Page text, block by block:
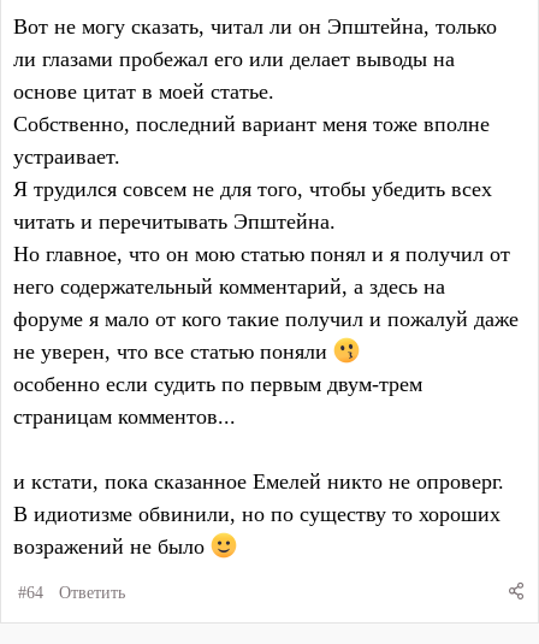
Вот не могу сказать, читал ли он Эпштейна, только
ли глазами пробежал его или делает выводы на
основе цитат в моей статье.
Собственно, последний вариант меня тоже вполне
устраивает.
Я трудился совсем не для того, чтобы убедить всех
читать и перечитывать Эпштейна.
Но главное, что он мою статью понял и я получил от
него содержательный комментарий, а здесь на
форуме я мало от кого такие получил и пожалуй даже
не уверен, что все статью поняли
особенно если судить по первым двум-трем
страницам комментов...
и кстати, пока сказанное Емелей никто не опроверг.
В идиотизме обвинили, но по существу то хороших
возражений не было
#64 Ответить